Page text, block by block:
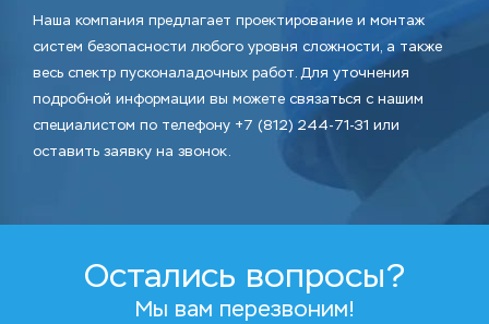
Наша компания предлагает проектирование и монтаж
систем безопасности любого уровня сложности, а также
весь спектр пусконаладочных работ. Для уточнения
подробной информации вы можете связаться с нашим
специалистом по телефону +7 (812) 244-71-31 или
оставить заявку на звонок.
Остались вопросы?
Мы вам перезвоним!